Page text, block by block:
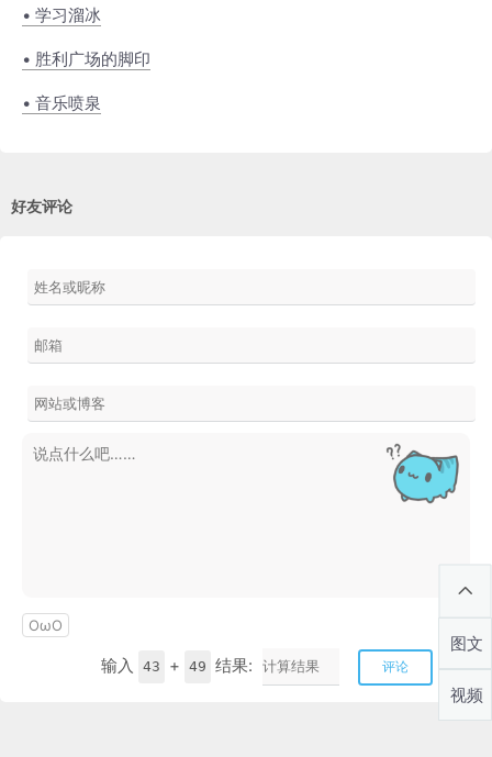
• 学习溜冰
• 胜利广场的脚印
• 音乐喷泉
好友评论
OωO
输入 43 + 49 结果: 评论
图文
视频